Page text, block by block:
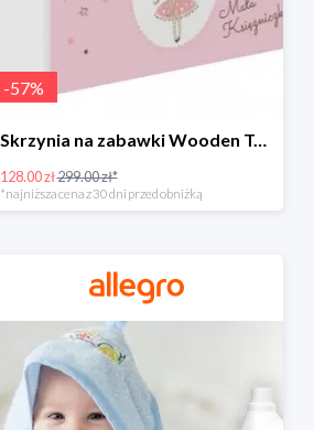
-57%
Skrzynia na zabawki Wooden Toys -57%
128.00 zł299.00 zł*
*najniższa cena z 30 dni przed obniżką